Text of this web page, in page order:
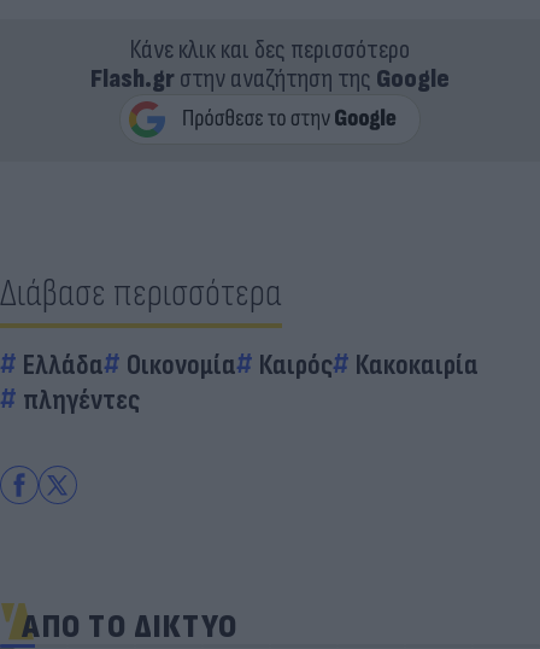
Κάνε κλικ και δες περισσότερο
Flash.grστην αναζήτηση της Google
Διάβασε περισσότερα
Ελλάδα Οικονομία Καιρός
Κακοκαιρία
πληγέντες
ΑΠΟ ΤΟ ΔΙΚΤΥΟ